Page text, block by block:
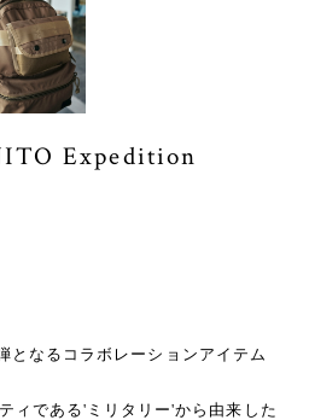
Expedition
となるコラボレーションアイテム
ィである'ミリタリー'から由来した